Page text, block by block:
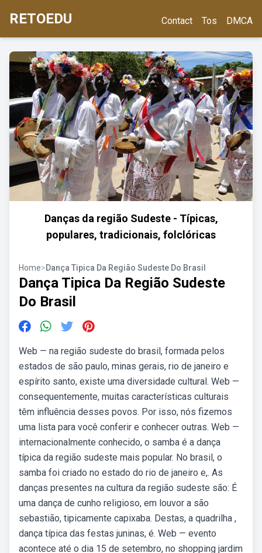
RETOEDU Contact Tos DMCA
Danças da região Sudeste - Típicas,
populares, tradicionais, folclóricas
Home>Dança Tipica Da Região Sudeste Do Brasil
Dança Tipica Da Região Sudeste
Do Brasil
Web — na região sudeste do brasil, formada pelos
estados de são paulo, minas gerais, rio de janeiro e
espírito santo, existe uma diversidade cultural. Web —
consequentemente, muitas características culturais
têm influência desses povos. Por isso, nós fizemos
uma lista para você conferir e conhecer outras. Web —
internacionalmente conhecido, o samba é a dança
típica da região sudeste mais popular. No brasil, o
samba foi criado no estado do rio de janeiro e,. As
danças presentes na cultura da região sudeste são: É
uma dança de cunho religioso, em louvor a são
sebastião, tipicamente capixaba. Destas, a quadrilha ,
dança típica das festas juninas, é. Web — evento
acontece até o dia 15 de setembro, no shopping jardim